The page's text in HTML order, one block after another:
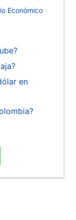
Económico
en